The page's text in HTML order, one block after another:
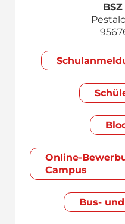
Online-
Campus
Bus-